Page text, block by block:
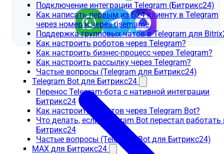
Подключение интеграции Telegram (Битрикс24)
Как написать первым из Б24 клиенту в Telegram
через номер и через username
Поддержка групповых чатов в Telegram для
Как настроить роботов через Telegram?
Как настроить бизнес-процесс через Telegram?
Как настроить рассылку через Telegram?
Частые вопросы (Telegram для Битрикс24)
Telegram Bot для Битрикс24
Перенос Telegram-бота с нативной интеграции
Битрикс24
Как настроить роботов через Telegram Bot?
Что делать, если Telegram Bot перестал работать
Битрикс24
Частые вопросы (Telegram Bot для Битрикс24)
MAX для Битрикс24